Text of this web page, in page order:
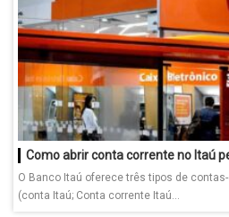
Como abrir conta corrente no Itaú
O Banco Itaú oferece três tipos de
(conta Itaú; Conta corrente Itaú...